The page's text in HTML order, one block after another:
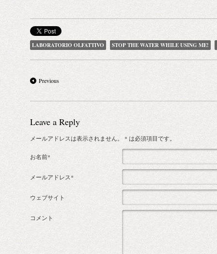
LABORATORIO OLFATTIVO STOP THE WATER WHILE USING ME!
Previous
Leave a Reply
メールアドレスは表示されません。 * は必須項目です。
お名前*
メールアドレス*
ウェブサイト
コメント